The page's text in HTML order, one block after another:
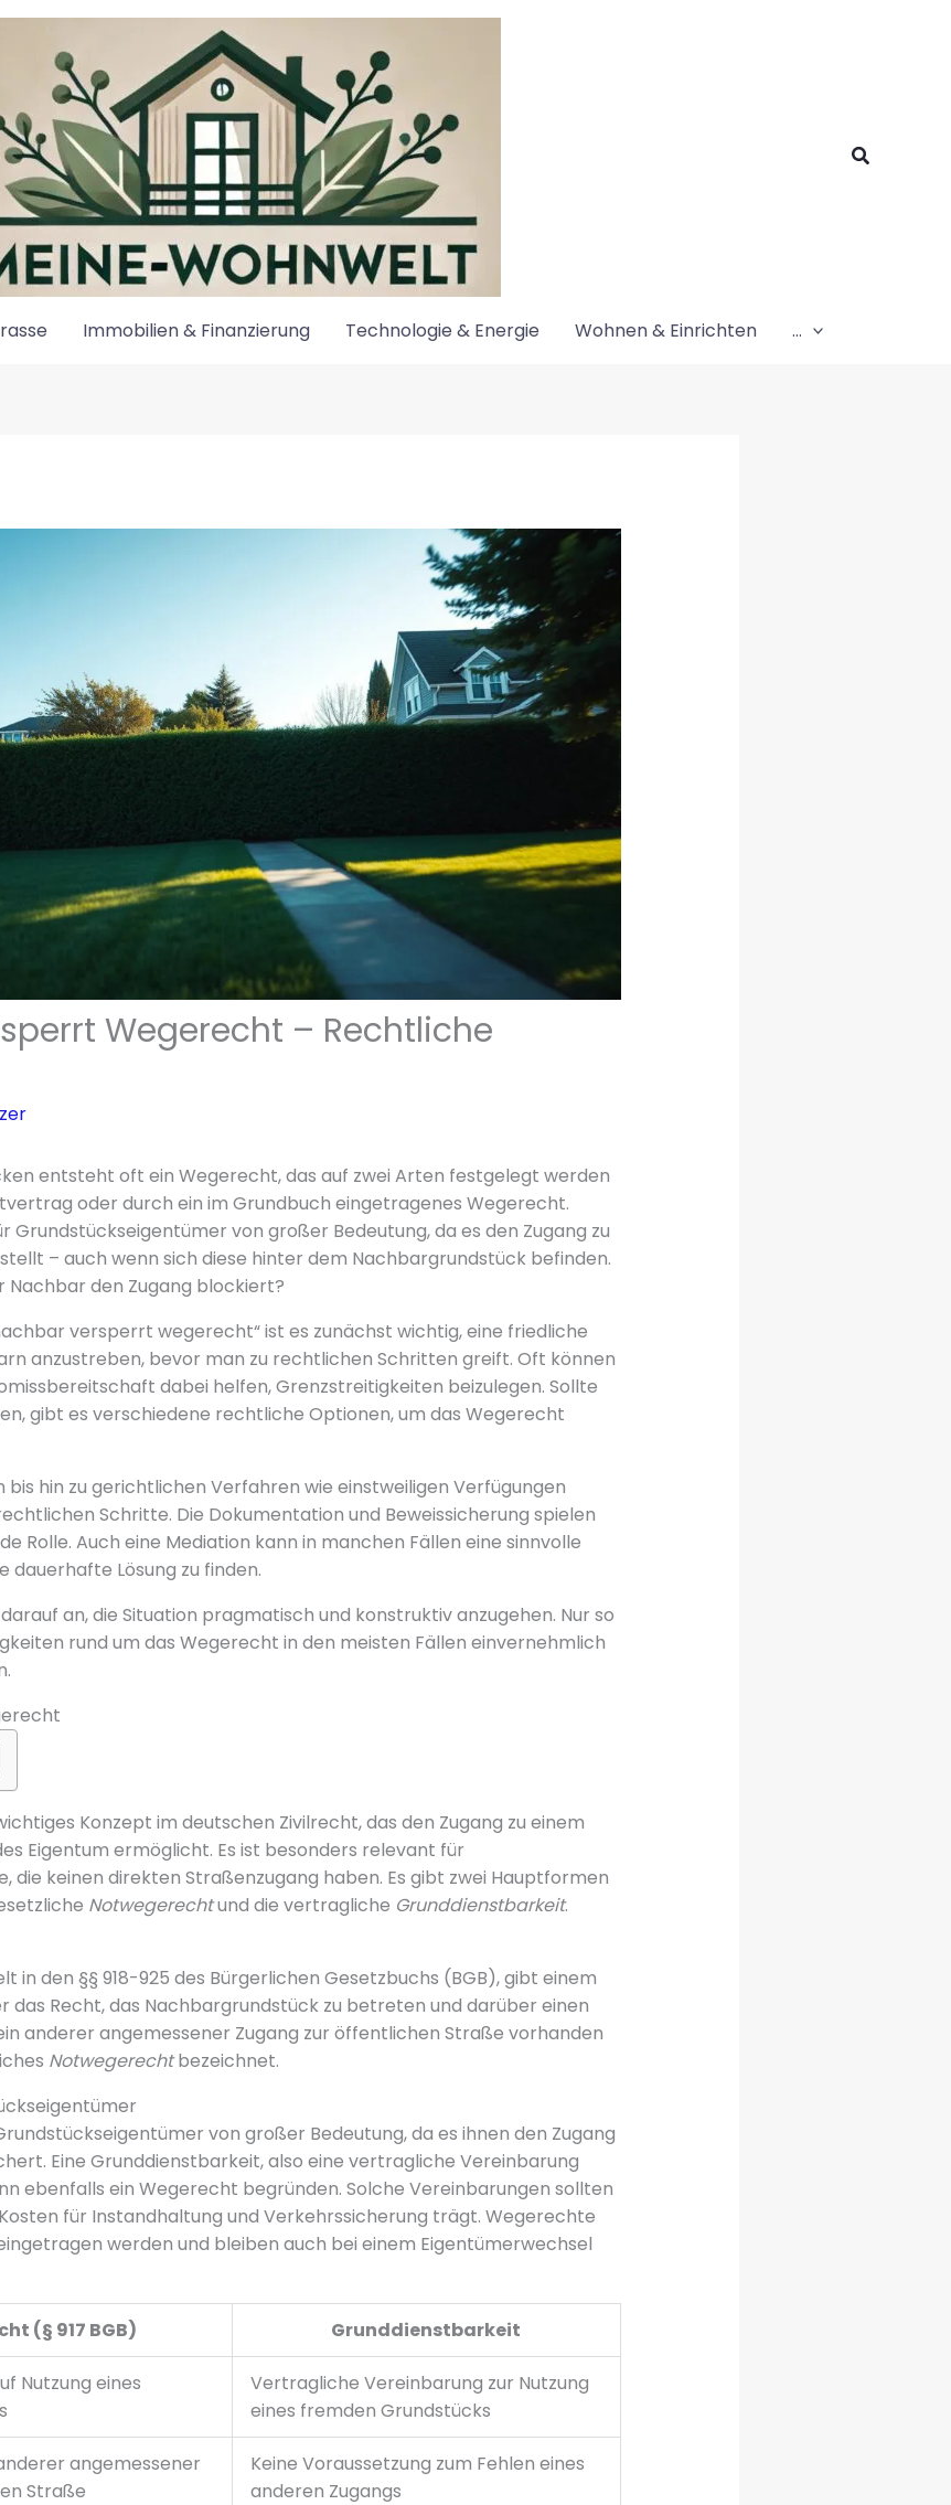
Suchen
Immobilien & Finanzierung Technologie & Energie Wohnen & Einrichten …
Wegerecht – Rechtliche
entsteht oft ein Wegerecht, das auf zwei Arten festgelegt werden
oder durch ein im Grundbuch eingetragenes Wegerecht.
Grundstückseigentümer von großer Bedeutung, da es den Zugang zu
– auch wenn sich diese hinter dem Nachbargrundstück befinden.
Nachbar den Zugang blockiert?
versperrt wegerecht“ ist es zunächst wichtig, eine friedliche
anzustreben, bevor man zu rechtlichen Schritten greift. Oft können
dabei helfen, Grenzstreitigkeiten beizulegen. Sollte
gibt es verschiedene rechtliche Optionen, um das Wegerecht
hin zu gerichtlichen Verfahren wie einstweiligen Verfügungen
Schritte. Die Dokumentation und Beweissicherung spielen
Rolle. Auch eine Mediation kann in manchen Fällen eine sinnvolle
dauerhafte Lösung zu finden.
an, die Situation pragmatisch und konstruktiv anzugehen. Nur so
rund um das Wegerecht in den meisten Fällen einvernehmlich
Konzept im deutschen Zivilrecht, das den Zugang zu einem
Eigentum ermöglicht. Es ist besonders relevant für
die keinen direkten Straßenzugang haben. Es gibt zwei Hauptformen
Notwegerechtund die vertragliche Grunddienstbarkeit.
in den §§ 918-925 des Bürgerlichen Gesetzbuchs (BGB), gibt einem
das Recht, das Nachbargrundstück zu betreten und darüber einen
anderer angemessener Zugang zur öffentlichen Straße vorhanden
Notwegerechtbezeichnet.
von großer Bedeutung, da es ihnen den Zugang
Eine Grunddienstbarkeit, also eine vertragliche Vereinbarung
ebenfalls ein Wegerecht begründen. Solche Vereinbarungen sollten
für Instandhaltung und Verkehrssicherung trägt. Wegerechte
werden und bleiben auch bei einem Eigentümerwechsel
(§ 917 BGB) Grunddienstbarkeit
Nutzung eines
Vertragliche Vereinbarung zur Nutzung
eines fremden Grundstücks
angemessener
Straße
Keine Voraussetzung zum Fehlen eines
anderen Zugangs